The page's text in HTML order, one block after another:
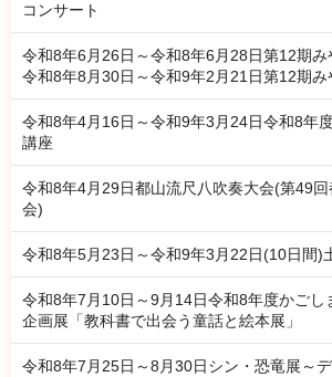
コンサート
令和8年6月26日～令和8年6月28日第12期み
令和8年8月30日～令和9年2月21日第12期み
令和8年4月16日～令和9年3月24日令和8年
講座
令和8年4月29日都山流尺八吹奏大会(第49
会)
令和8年5月23日～令和9年3月22日(10日間)
令和8年7月10日～9月14日令和8年度かごし
企画展「教科書で出会う童話と絵本展」
令和8年7月25日～8月30日シン・恐竜展～